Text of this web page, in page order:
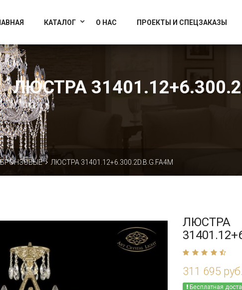
Crystal Light
КАТАЛОГ О НАС ПРОЕКТЫ И СПЕЦЗАКАЗЫ
ЛЮСТРА
БРОНЗОВЫЕ ЛЮСТРА 31401.12+6.300.2D.B.G.FA4M
ЛЮСТРА
311 695 руб.
Бесплатная